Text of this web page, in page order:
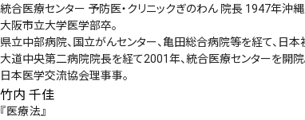
統合医療センター 予防医・クリニックぎのわん 院長 1947年沖
大阪市立大学医学部卒。
県立中部病院、国立がんセンター、亀田総合病院等を経て、日
大道中央第二病院院長を経て2001年、統合医療センターを開院
日本医学交流協会理事事。
竹内 千佳
『医療法』